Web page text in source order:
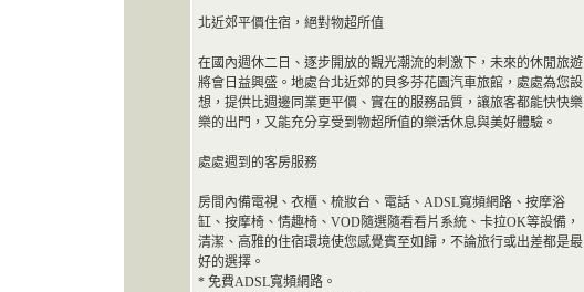
北近郊平價住宿，絕對物超所值
在國內週休二日、逐步開放的觀光潮流的刺激下，未來的休閒旅遊
將會日益興盛。地處台北近郊的貝多芬花園汽車旅館，處處為您設
想，提供比週邊同業更平價、實在的服務品質，讓旅客都能快快樂
樂的出門，又能充分享受到物超所值的樂活休息與美好體驗。
處處週到的客房服務
房間內備電視、衣櫃、梳妝台、電話、ADSL寬頻網路、按摩浴
缸、按摩椅、情趣椅、VOD隨選隨看看片系統、卡拉OK等設備，
清潔、高雅的住宿環境使您感覺賓至如歸，不論旅行或出差都是最
好的選擇。
* 免費ADSL寬頻網路。